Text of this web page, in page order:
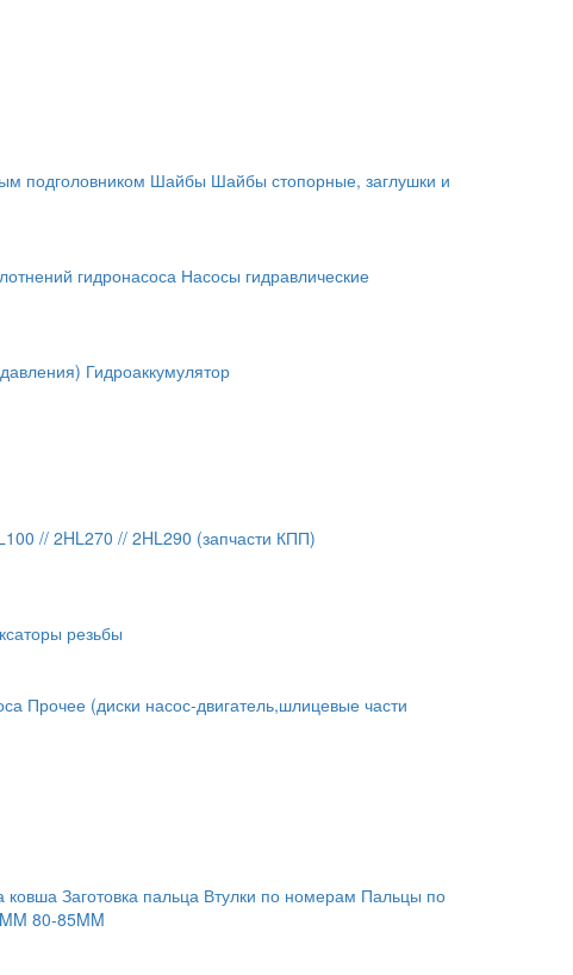
подголовником Шайбы Шайбы стопорные, заглушки и
гидронасоса Насосы гидравлические
Гидроаккумулятор
// 2HL270 // 2HL290 (запчасти КПП)
резьбы
Прочее (диски насос-двигатель,шлицевые части
ковша Заготовка пальца Втулки по номерам Пальцы по
80-85MM